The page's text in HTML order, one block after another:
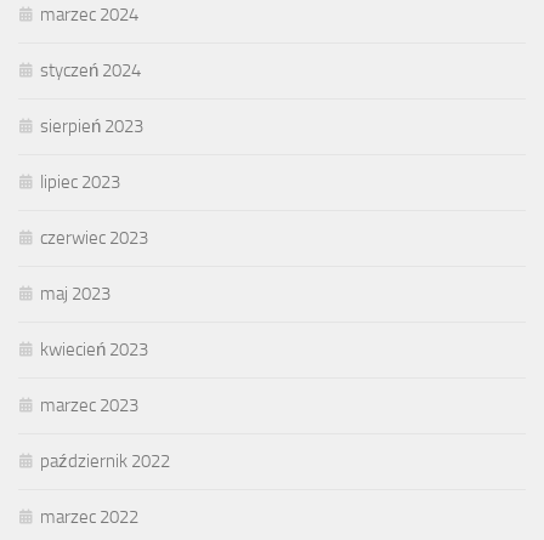
marzec 2024
styczeń 2024
sierpień 2023
lipiec 2023
czerwiec 2023
maj 2023
kwiecień 2023
marzec 2023
październik 2022
marzec 2022